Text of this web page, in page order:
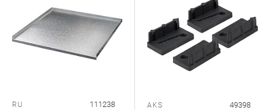
RU 111238 AKS 49398